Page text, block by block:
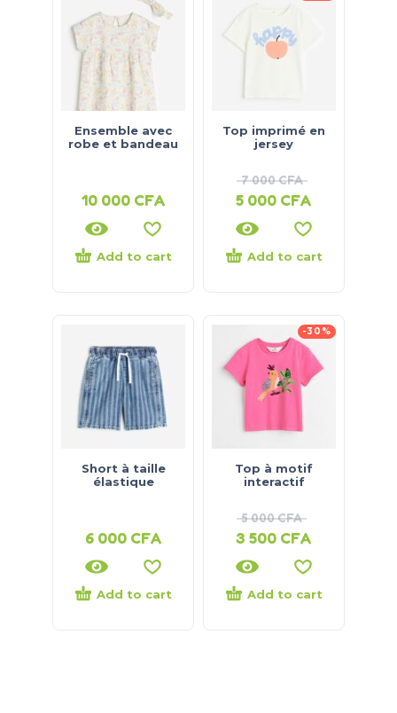
Ensemble avec
robe et bandeau
10 000 CFA
Add to cart
Top imprimé en
jersey
7 000CFA
5 000 CFA
Add to cart
Short à taille
élastique
6 000 CFA
Add to cart
-30%
Top à motif
interactif
5 000CFA
3 500 CFA
Add to cart